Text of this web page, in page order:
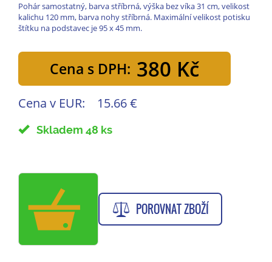
Pohár samostatný, barva stříbrná, výška bez víka 31 cm, velikost
kalichu 120 mm, barva nohy stříbrná. Maximální velikost potisku
štítku na podstavec je 95 x 45 mm.
Cena s DPH: 380 Kč
Cena v EUR: 15.66 €
Skladem 48 ks
POROVNAT ZBOŽÍ